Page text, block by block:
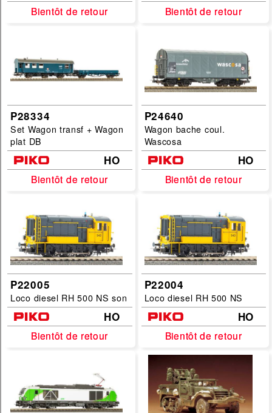
Faller
BBR
AlmostReal
Bientôt de retour
Bientôt de retour Bientôt de retour
Bientôt de retour
P28334
Set Wagon transf + Wagon
plat DB
HO
Bientôt de retour
Bientôt de retour
P24640
Wagon bache coul.
Wascosa
HO
Bientôt de retour
Bientôt de retour
P22005
Loco diesel RH 500 NS son
HO
Bientôt de retour
Bientôt de retour
P22004
Loco diesel RH 500 NS
HO
Bientôt de retour
Bientôt de retour